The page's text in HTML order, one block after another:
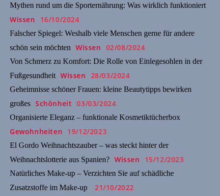
Mythen rund um die Sporternährung: Was wirklich funktioniert
Wissen 16/10/2024
Falscher Spiegel: Weshalb viele Menschen gerne für andere
schön sein möchten
Wissen 02/08/2024
Von Schmerz zu Komfort: Die Rolle von Einlegesohlen in der
Fußgesundheit Wissen 28/03/2024
Geheimnisse schöner Frauen: kleine Beautytipps bewirken
großes Schönheit 03/03/2024
Organisierte Eleganz – funktionale Kosmetiktücherbox
Gewohnheiten 19/12/2023
El Gordo Weihnachtszauber – was steckt hinter der
Weihnachtslotterie aus Spanien? Wissen 15/12/2023
Natürliches Make-up – Verzichten Sie auf schädliche
Zusatzstoffe im Make-up
21/10/2022